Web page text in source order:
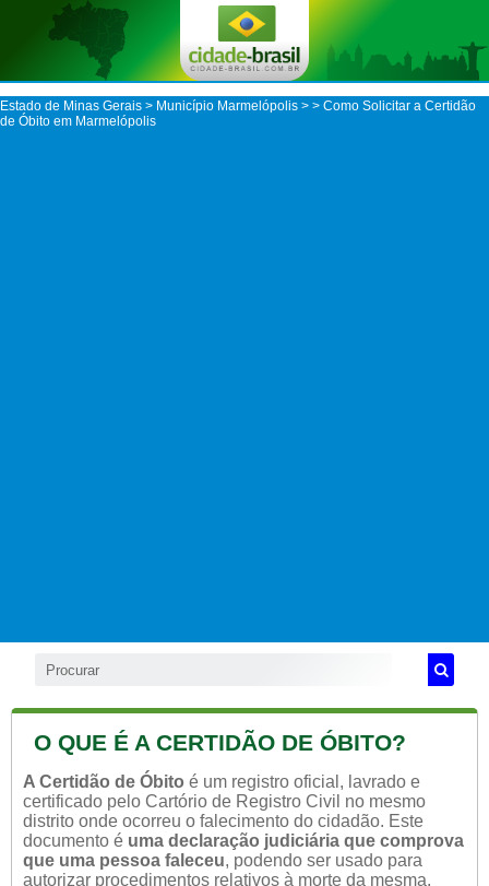
Estado de Minas Gerais > Município Marmelópolis > > Como Solicitar a Certidão
de Óbito em Marmelópolis
O QUE É A CERTIDÃO DE ÓBITO?
A Certidão de Óbito é um registro oficial, lavrado e
certificado pelo Cartório de Registro Civil no mesmo
distrito onde ocorreu o falecimento do cidadão. Este
documento é uma declaração judiciária que comprova
que uma pessoa faleceu, podendo ser usado para
autorizar procedimentos relativos à morte da mesma.